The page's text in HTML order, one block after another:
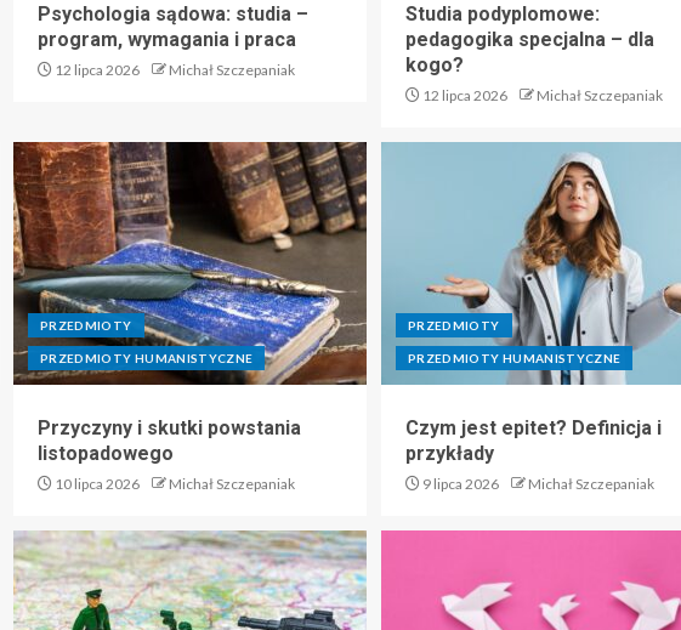
Psychologia sądowa: studia –
program, wymagania i praca
12 lipca 2026 Michał Szczepaniak
Studia podyplomowe:
pedagogika specjalna – dla
kogo?
12 lipca 2026 Michał Szczepaniak
PRZEDMIOTY
PRZEDMIOTY HUMANISTYCZNE
Przyczyny i skutki powstania
listopadowego
10 lipca 2026 Michał Szczepaniak
PRZEDMIOTY
PRZEDMIOTY HUMANISTYCZNE
Czym jest epitet? Definicja i
przykłady
9 lipca 2026 Michał Szczepaniak